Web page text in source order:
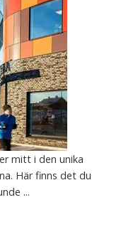
mitt i den unika
Här finns det du
...